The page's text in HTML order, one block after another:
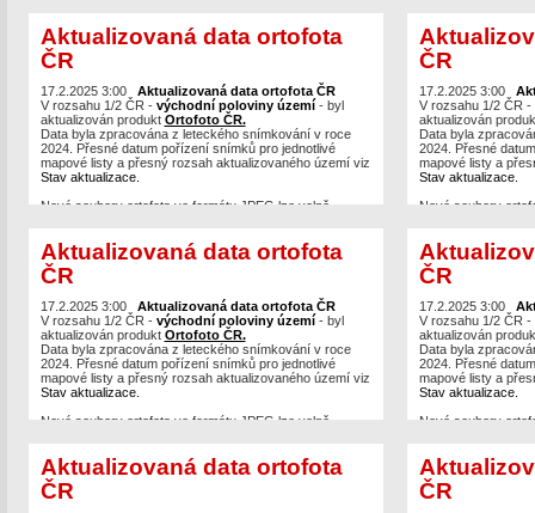
bezešvé mozaiky.
Prohlížecí služby Ortofoto
například v aplikacíchGeoprohlížečneboNahlížení do
KN.
bezešvé mozaiky.
Prohlížecí služby
například v
KN.
Aktualizovaná data ortofota
ČR
17.2.2025 3:00 Aktualizovaná data ortofota ČR
V rozsahu 1/2 ČR - východní poloviny území- byl
aktualizován produkt Ortofoto ČR.
Data byla zpracována z leteckého snímkování v roce
2024. Přesné datum pořízení snímků pro jednotlivé
mapové listy a přesný rozsah aktualizovaného území viz
Stav aktualizace.
Nové soubory ortofota ve formátu JPEG lze volně
bezešvé mozaiky.
Prohlížecí služby Ortofoto
například v aplikacíchGeoprohlížečneboNahlížení do
KN.
ČR
17.2.2025 3:00
V rozsahu 1/2 ČR -
aktualizován
Data byla
2024. Přesné
mapové listy a
Stav aktualizace.
Nové soubory
bezešvé mozaiky.
Prohlížecí služby
například v
KN.
Aktualizovaná data ortofota
ČR
17.2.2025 3:00 Aktualizovaná data ortofota ČR
V rozsahu 1/2 ČR - východní poloviny území- byl
aktualizován produkt Ortofoto ČR.
Data byla zpracována z leteckého snímkování v roce
2024. Přesné datum pořízení snímků pro jednotlivé
mapové listy a přesný rozsah aktualizovaného území viz
Stav aktualizace.
Nové soubory ortofota ve formátu JPEG lze volně
bezešvé mozaiky.
Prohlížecí služby Ortofoto
ČR
17.2.2025 3:00
V rozsahu 1/2 ČR -
aktualizován
Data byla
2024. Přesné
mapové listy a
Stav aktualizace.
Nové soubory
bezešvé mozaiky.
Prohlížecí služby
Aktualizovaná data ortofota
ČR
ČR